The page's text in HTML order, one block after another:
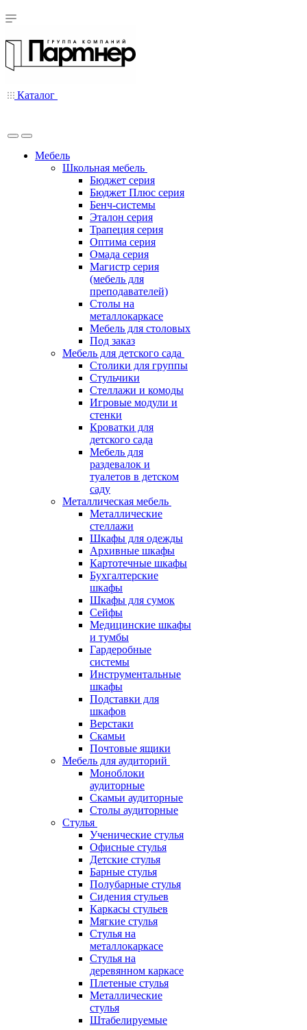
Каталог
Мебель
Школьная мебель
Бюджет серия
Бюджет Плюс серия
Бенч-системы
Эталон серия
Трапеция серия
Оптима серия
Омада серия
Магистр серия
(мебель для
преподавателей)
Столы на
металлокаркасе
Мебель для столовых
Под заказ
Мебель для детского сада
Столики для группы
Стульчики
Стеллажи и комоды
Игровые модули и
стенки
Кроватки для
детского сада
Мебель для
раздевалок и
туалетов в детском
саду
Металлическая мебель
Металлические
стеллажи
Шкафы для одежды
Архивные шкафы
Картотечные шкафы
Бухгалтерские
шкафы
Шкафы для сумок
Сейфы
Медицинские шкафы
и тумбы
Гардеробные
системы
Инструментальные
шкафы
Подставки для
шкафов
Верстаки
Скамьи
Почтовые ящики
Мебель для аудиторий
Моноблоки
аудиторные
Скамьи аудиторные
Столы аудиторные
Стулья
Ученические стулья
Офисные стулья
Детские стулья
Барные стулья
Полубарные стулья
Сидения стульев
Каркасы стульев
Мягкие стулья
Стулья на
металлокаркасе
Стулья на
деревянном каркасе
Плетеные стулья
Металлические
стулья
Штабелируемые